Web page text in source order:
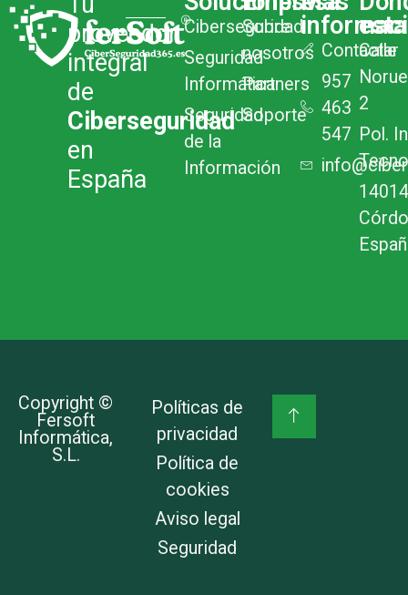
Tu
proveedor
integral
de
Ciberseguridad
en
España
Soluciones
Ciberseguridad
Seguridad
Seguridad
de la
Empresa
Sobre
nosotros
Partners
Soporte
Más
Contactar
957
463
Calle
Pol.
Copyright ©
Fersoft
Informática,
Políticas de
privacidad
Política de
Aviso legal
Seguridad